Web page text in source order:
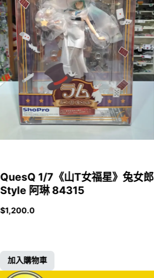
QuesQ 1/7《山T女福星》兔女郎
Style 阿琳 84315
$1,200.0
加入購物車